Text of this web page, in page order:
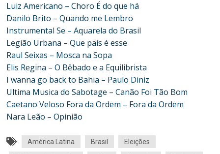
Luiz Americano – Choro É do que há
Danilo Brito – Quando me Lembro
Instrumental Se – Aquarela do Brasil
Legião Urbana – Que país é esse
Raul Seixas – Mosca na Sopa
Elis Regina – O Bêbado e a Equilibrista
I wanna go back to Bahia – Paulo Diniz
Ultima Musica do Sabotage – Canão Foi Tão Bom
Caetano Veloso Fora da Ordem – Fora da Ordem
Nara Leão – Opinião
América Latina Brasil Eleições